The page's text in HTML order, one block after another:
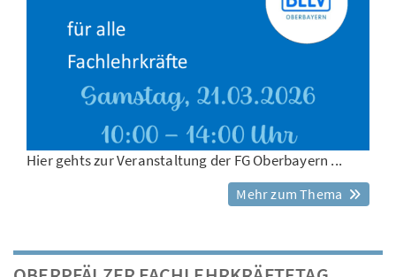
Hier gehts zur Veranstaltung der FG Oberbayern ...
Mehr zum Thema